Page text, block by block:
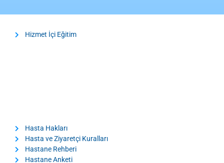
Hizmet İçi Eğitim
Hasta Hakları
Hasta ve Ziyaretçi Kuralları
Hastane Rehberi
Hastane Anketi